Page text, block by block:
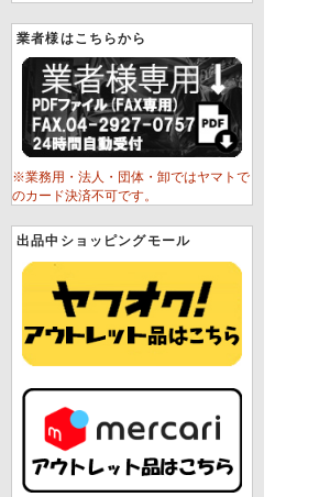
業者様はこちらから
※業務用・法人・団体・卸ではヤマトで
のカード決済不可です。
出品中ショッピングモール